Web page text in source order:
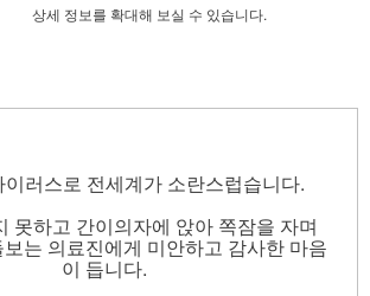
상세 정보를 확대해 보실 수 있습니다.
러스로 전세계가 소란스럽습니다.
못하고 간이의자에 앉아 쪽잠을 자며
는 의료진에게 미안하고 감사한 마음
이 듭니다.